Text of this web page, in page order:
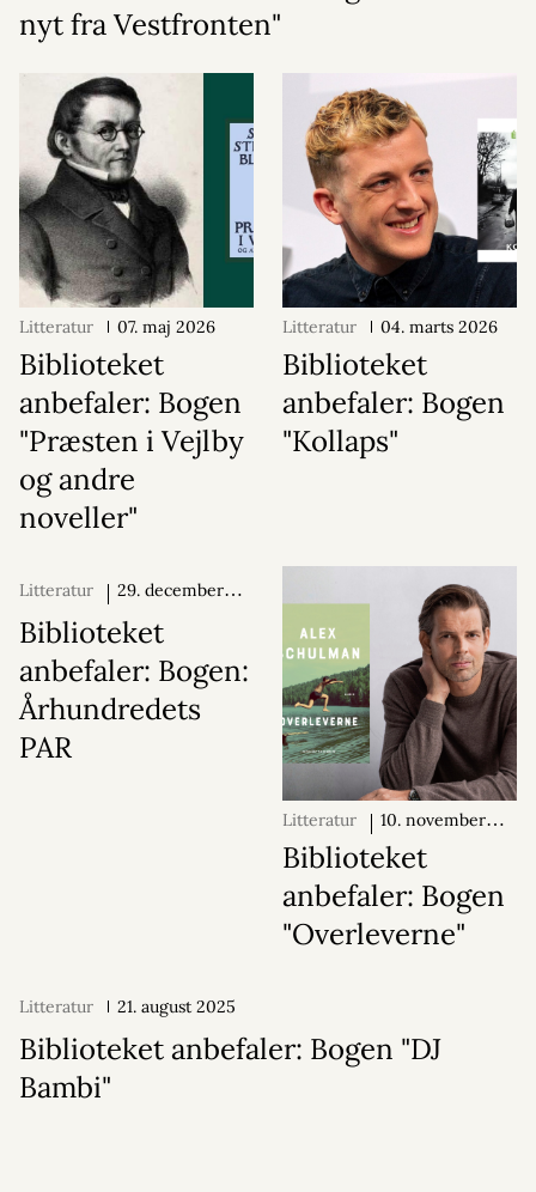
nyt fra Vestfronten"
Litteratur 07. maj 2026
Biblioteket
anbefaler: Bogen
"Præsten i Vejlby
og andre
noveller"
Litteratur 04. marts 2026
Biblioteket
anbefaler: Bogen
"Kollaps"
Litteratur
29. december
2025
Biblioteket
anbefaler: Bogen:
Århundredets
PAR
Litteratur
10. november
2025
Biblioteket
anbefaler: Bogen
"Overleverne"
Litteratur 21. august 2025
Biblioteket anbefaler: Bogen "DJ
Bambi"